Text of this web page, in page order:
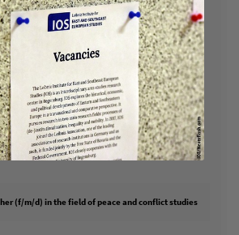
(f/m/d) in the field of peace and conflict studies